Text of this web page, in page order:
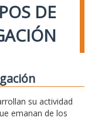
DE
su actividad
emanan de los